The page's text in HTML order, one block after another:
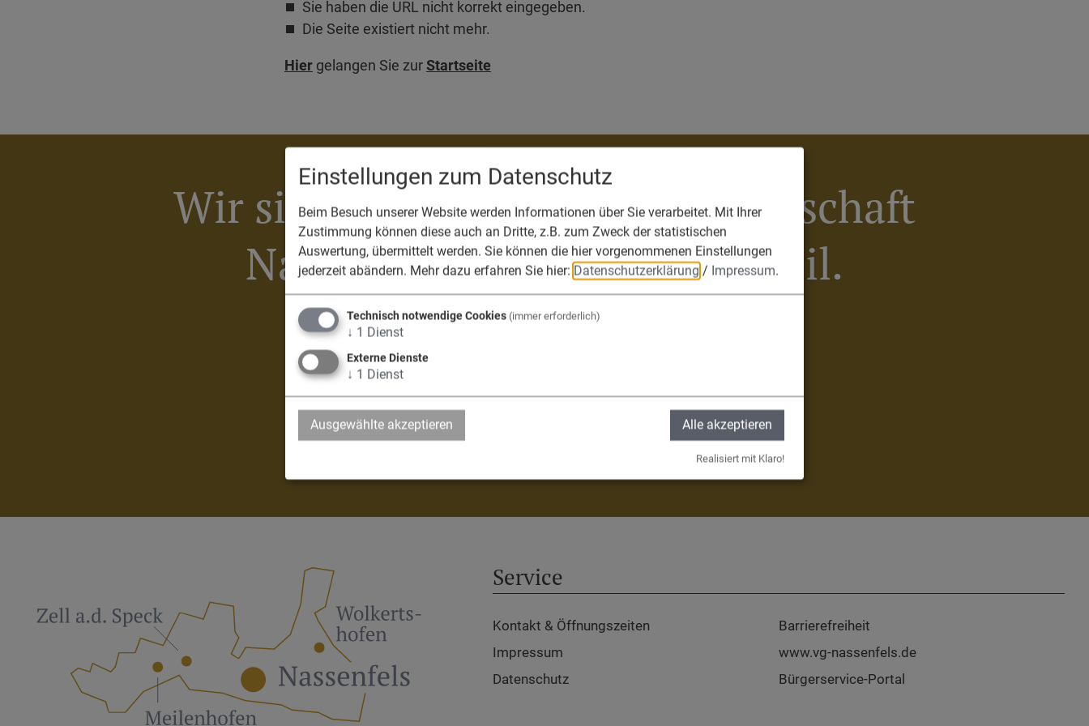
Sie haben die URL nicht korrekt eingegeben.
Die Seite existiert nicht mehr.
Hier gelangen Sie zurStartseite
Wir sind die Verwaltungsgemeinschaft
Nassenfels, Adelschlag, Egweil.
Service
Kontakt & Öffnungszeiten
Impressum
Datenschutz
Barrierefreiheit
www.vg-nassenfels.de
Bürgerservice-Portal
Einstellungen zum Datenschutz
Beim Besuch unserer Website werden Informationen über Sie verarbeitet. Mit Ihrer
Zustimmung können diese auch an Dritte, z.B. zum Zweck der statistischen
Auswertung, übermittelt werden. Sie können die hier vorgenommenen Einstellungen
jederzeit abändern. Mehr dazu erfahren Sie hier: Datenschutzerklärung / Impressum.
Technisch notwendige Cookies (immer erforderlich)
↓ 1 Dienst
Externe Dienste
↓ 1 Dienst
Ausgewählte akzeptieren Alle akzeptieren
Realisiert mit Klaro!